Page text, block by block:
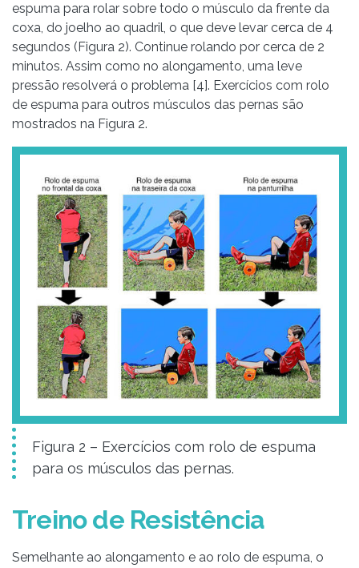
espuma para rolar sobre todo o músculo da frente da
coxa, do joelho ao quadril, o que deve levar cerca de 4
segundos (Figura 2). Continue rolando por cerca de 2
minutos. Assim como no alongamento, uma leve
pressão resolverá o problema [4]. Exercícios com rolo
de espuma para outros músculos das pernas são
mostrados na Figura 2.
Figura 2 – Exercícios com rolo de espuma
para os músculos das pernas.
Treino de Resistência
Semelhante ao alongamento e ao rolo de espuma, o